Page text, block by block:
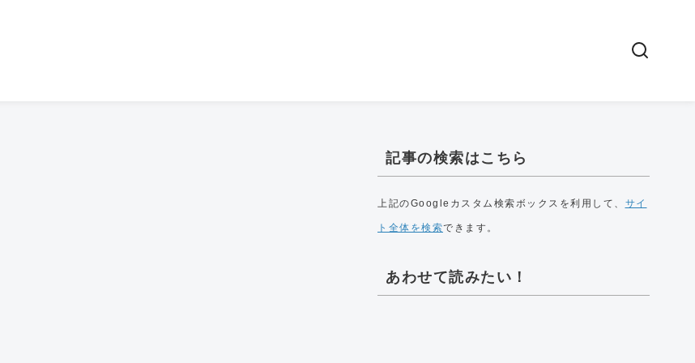
記事の検索はこちら
上記のGoogleカスタム検索ボックスを利用して、 サイ
ト全体を検索できます。
あわせて読みたい！